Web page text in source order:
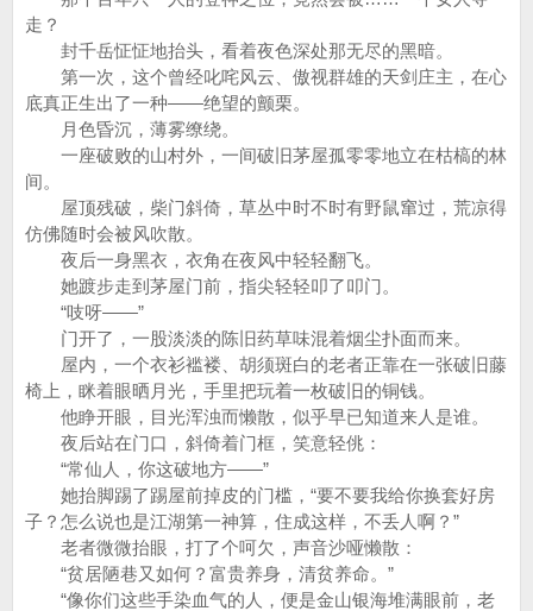
走？
封千岳怔怔地抬头，看着夜色深处那无尽的黑暗。
第一次，这个曾经叱咤风云、傲视群雄的天剑庄主，在心
底真正生出了一种——绝望的颤栗。
月色昏沉，薄雾缭绕。
一座破败的山村外，一间破旧茅屋孤零零地立在枯槁的林
间。
屋顶残破，柴门斜倚，草丛中时不时有野鼠窜过，荒凉得
仿佛随时会被风吹散。
夜后一身黑衣，衣角在夜风中轻轻翻飞。
她踱步走到茅屋门前，指尖轻轻叩了叩门。
“吱呀——”
门开了，一股淡淡的陈旧药草味混着烟尘扑面而来。
屋内，一个衣衫褴褛、胡须斑白的老者正靠在一张破旧藤
椅上，眯着眼晒月光，手里把玩着一枚破旧的铜钱。
他睁开眼，目光浑浊而懒散，似乎早已知道来人是谁。
夜后站在门口，斜倚着门框，笑意轻佻：
“常仙人，你这破地方——”
她抬脚踢了踢屋前掉皮的门槛，“要不要我给你换套好房
子？怎么说也是江湖第一神算，住成这样，不丢人啊？”
老者微微抬眼，打了个呵欠，声音沙哑懒散：
“贫居陋巷又如何？富贵养身，清贫养命。”
“像你们这些手染血气的人，便是金山银海堆满眼前，老